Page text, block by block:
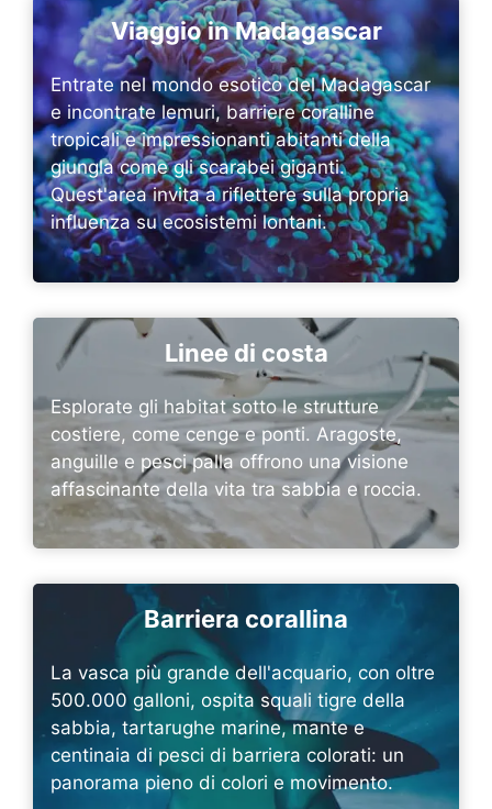
Viaggio in Madagascar
Entrate nel mondo esotico del Madagascar
e incontrate lemuri, barriere coralline
tropicali e impressionanti abitanti della
giungla come gli scarabei giganti.
Quest'area invita a riflettere sulla propria
influenza su ecosistemi lontani.
Linee di costa
Esplorate gli habitat sotto le strutture
costiere, come cenge e ponti. Aragoste,
anguille e pesci palla offrono una visione
affascinante della vita tra sabbia e roccia.
Barriera corallina
La vasca più grande dell'acquario, con oltre
500.000 galloni, ospita squali tigre della
sabbia, tartarughe marine, mante e
centinaia di pesci di barriera colorati: un
panorama pieno di colori e movimento.